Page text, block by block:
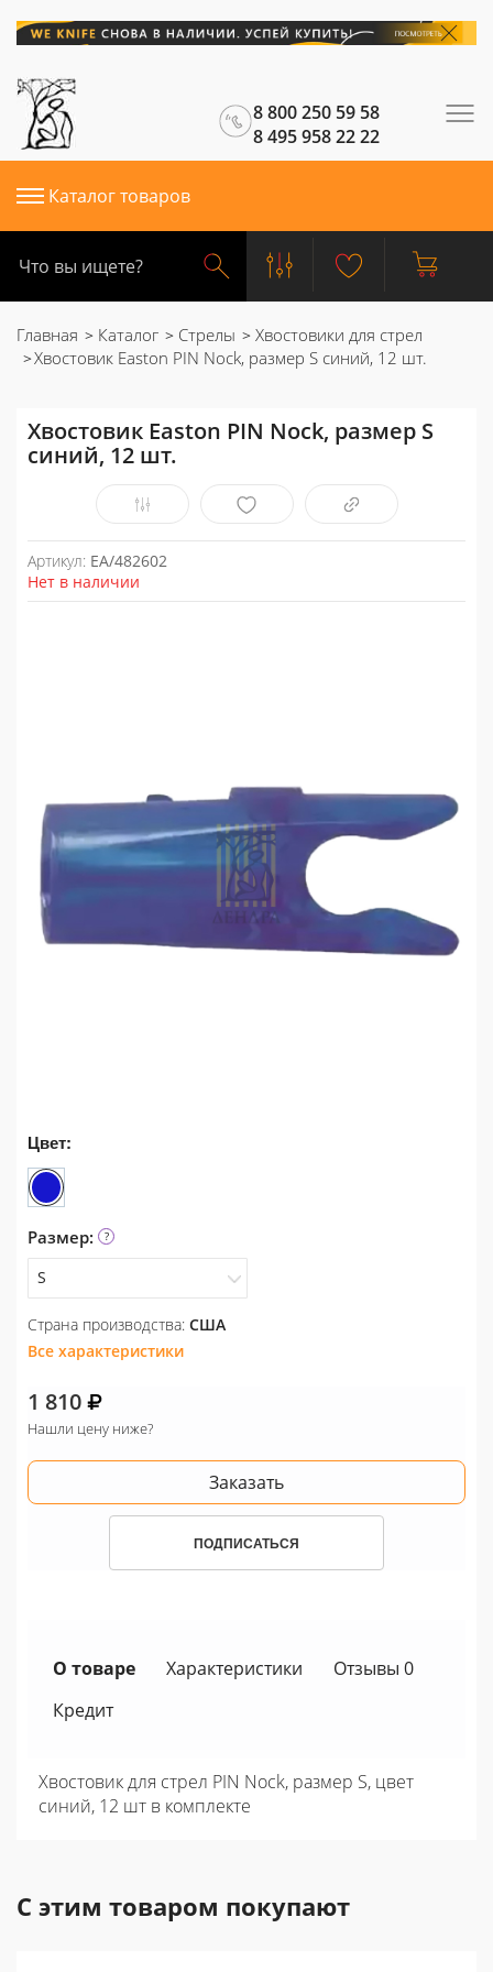
8 800 250 59 58
8 495 958 22 22
Каталог товаров
Главная Каталог Стрелы
Хвостовики для стрел
Хвостовик Easton PIN Nock, размер S синий, 12 шт.
Хвостовик Easton PIN Nock, размер S
синий, 12 шт.
Артикул: EA/482602
Нет в наличии
Цвет:
Размер:
S
S
Страна производства: США
Все характеристики
1 810
Нашли цену ниже?
Заказать
ПОДПИСАТЬСЯ
О товаре Характеристики
Отзывы 0
Кредит
Хвостовик для стрел PIN Nock, размер S, цвет
синий, 12 шт в комплекте
С этим товаром покупают